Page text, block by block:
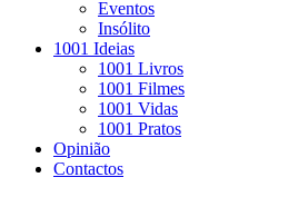
Eventos
Insólito
1001 Ideias
1001 Livros
1001 Filmes
1001 Vidas
1001 Pratos
Opinião
Contactos